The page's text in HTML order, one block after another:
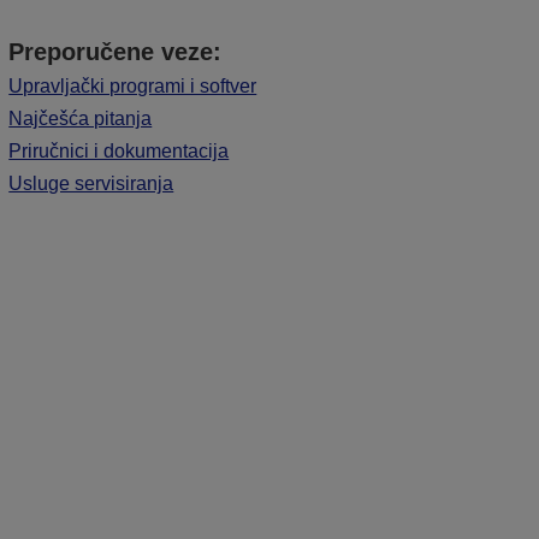
Preporučene veze:
Upravljački programi i softver
Najčešća pitanja
Priručnici i dokumentacija
Usluge servisiranja